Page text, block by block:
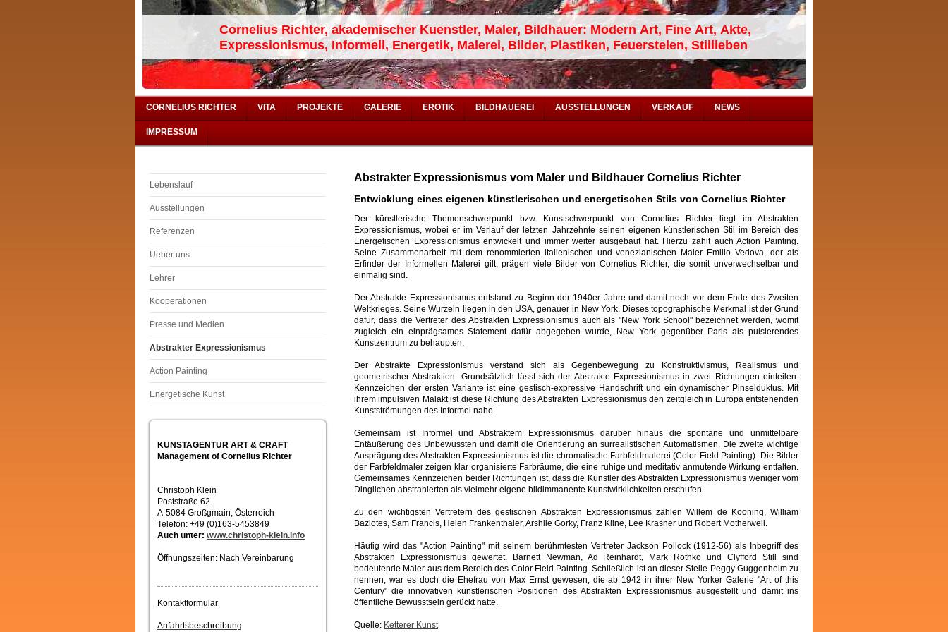
Cornelius Richter, akademischer Kuenstler, Maler, Bildhauer: Modern Art, Fine Art, Akte,
Expressionismus, Informell, Energetik, Malerei, Bilder, Plastiken, Feuerstelen, Stillleben
CORNELIUS RICHTER VITA PROJEKTE GALERIE EROTIK BILDHAUEREI AUSSTELLUNGEN VERKAUF NEWS
IMPRESSUM
Lebenslauf
Ausstellungen
Referenzen
Ueber uns
Lehrer
Kooperationen
Presse und Medien
Abstrakter Expressionismus
Action Painting
Energetische Kunst
KUNSTAGENTUR ART & CRAFT
Management of Cornelius Richter
Christoph Klein
Poststraße 62
A-5084 Großgmain, Österreich
Telefon: +49 (0)163-5453849
Auch unter: www.christoph-klein.info
Öffnungszeiten: Nach Vereinbarung
Kontaktformular
Anfahrtsbeschreibung
Abstrakter Expressionismus vom Maler und Bildhauer Cornelius Richter
Entwicklung eines eigenen künstlerischen und energetischen Stils von Cornelius Richter
Der künstlerische Themenschwerpunkt bzw. Kunstschwerpunkt von Cornelius Richter liegt im Abstrakten
Expressionismus, wobei er im Verlauf der letzten Jahrzehnte seinen eigenen künstlerischen Stil im Bereich des
Energetischen Expressionismus entwickelt und immer weiter ausgebaut hat. Hierzu zählt auch Action Painting.
Seine Zusammenarbeit mit dem renommierten italienischen und venezianischen Maler Emilio Vedova, der als
Erfinder der Informellen Malerei gilt, prägen viele Bilder von Cornelius Richter, die somit unverwechselbar und
einmalig sind.
Der Abstrakte Expressionismus entstand zu Beginn der 1940er Jahre und damit noch vor dem Ende des Zweiten
Weltkrieges. Seine Wurzeln liegen in den USA, genauer in New York. Dieses topographische Merkmal ist der Grund
dafür, dass die Vertreter des Abstrakten Expressionismus auch als "New York School" bezeichnet werden, womit
zugleich ein einprägsames Statement dafür abgegeben wurde, New York gegenüber Paris als pulsierendes
Kunstzentrum zu behaupten.
Der Abstrakte Expressionismus verstand sich als Gegenbewegung zu Konstruktivismus, Realismus und
geometrischer Abstraktion. Grundsätzlich lässt sich der Abstrakte Expressionismus in zwei Richtungen einteilen:
Kennzeichen der ersten Variante ist eine gestisch-expressive Handschrift und ein dynamischer Pinselduktus. Mit
ihrem impulsiven Malakt ist diese Richtung des Abstrakten Expressionismus den zeitgleich in Europa entstehenden
Kunstströmungen des Informel nahe.
Gemeinsam ist Informel und Abstraktem Expressionismus darüber hinaus die spontane und unmittelbare
Entäußerung des Unbewussten und damit die Orientierung an surrealistischen Automatismen. Die zweite wichtige
Ausprägung des Abstrakten Expressionismus ist die chromatische Farbfeldmalerei (Color Field Painting). Die Bilder
der Farbfeldmaler zeigen klar organisierte Farbräume, die eine ruhige und meditativ anmutende Wirkung entfalten.
Gemeinsames Kennzeichen beider Richtungen ist, dass die Künstler des Abstrakten Expressionismus weniger vom
Dinglichen abstrahierten als vielmehr eigene bildimmanente Kunstwirklichkeiten erschufen.
Zu den wichtigsten Vertretern des gestischen Abstrakten Expressionismus zählen Willem de Kooning, William
Baziotes, Sam Francis, Helen Frankenthaler, Arshile Gorky, Franz Kline, Lee Krasner und Robert Motherwell.
Häufig wird das "Action Painting" mit seinem berühmtesten Vertreter Jackson Pollock (1912-56) als Inbegriff des
Abstrakten Expressionismus gewertet. Barnett Newman, Ad Reinhardt, Mark Rothko und Clyfford Still sind
bedeutende Maler aus dem Bereich des Color Field Painting. Schließlich ist an dieser Stelle Peggy Guggenheim zu
nennen, war es doch die Ehefrau von Max Ernst gewesen, die ab 1942 in ihrer New Yorker Galerie "Art of this
Century" die innovativen künstlerischen Positionen des Abstrakten Expressionismus ausgestellt und damit ins
öffentliche Bewusstsein gerückt hatte.
Quelle: Ketterer Kunst